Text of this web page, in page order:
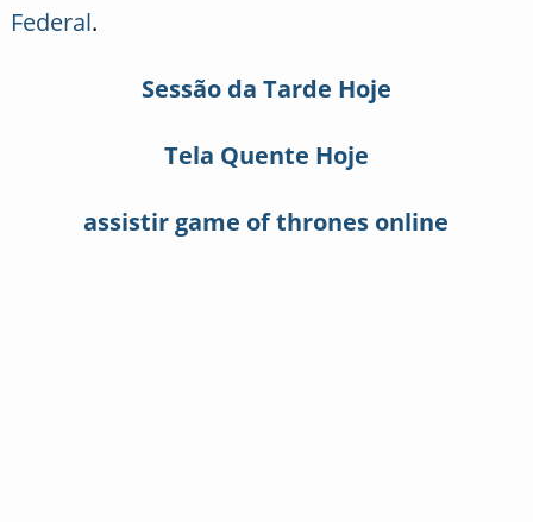
Federal.
Sessão da Tarde Hoje
Tela Quente Hoje
assistir game of thrones online